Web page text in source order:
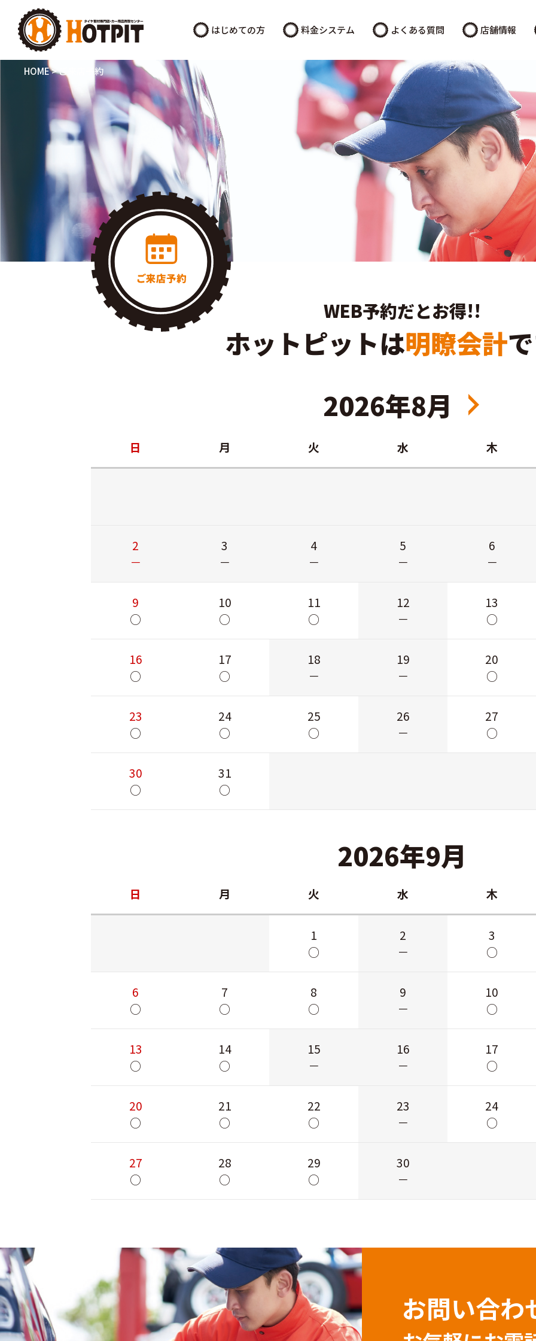
はじめての方 料金システム よくある質問 店舗情報
HOME>ご来店予約
WEB予約だとお得!!
ホットピットは明瞭会計
2026年8月
日 月 火 水 木
2
－
3
－
4
－
5
－
6
－
9
○
10
○
11
○
12
－
13
○
16
○
17
○
18
－
19
－
20
○
23
○
24
○
25
○
26
－
27
○
30
○
31
○
2026年9月
日 月 火 水 木
1
○
2
－
3
○
6
○
7
○
8
○
9
－
10
○
13
○
14
○
15
－
16
－
17
○
20
○
21
○
22
○
23
－
24
○
27
○
28
○
29
○
30
－
お問い合わ